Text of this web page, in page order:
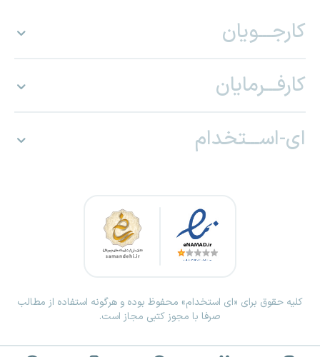
کارجـــویان
کارفـــرمایان
ای-اســـتخدام
کلیه حقوق برای «ای استخدام» محفوظ بوده و هرگونه استفاده از مطالب
صرفا با مجوز کتبی مجاز است.